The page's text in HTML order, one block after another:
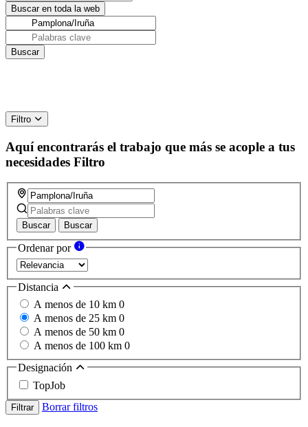
Filtro
Aquí encontrarás el trabajo que más se acople a tus
necesidades Filtro
Buscar Buscar
Ordenar por
Distancia
A menos de 10 km 0
A menos de 25 km 0
A menos de 50 km 0
A menos de 100 km 0
Designación
TopJob
Filtrar Borrar filtros